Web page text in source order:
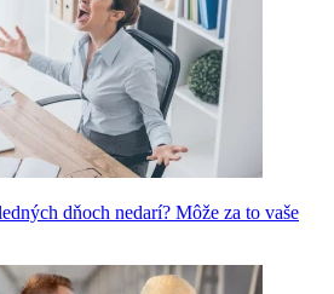
dňoch nedarí? Môže za to vaše